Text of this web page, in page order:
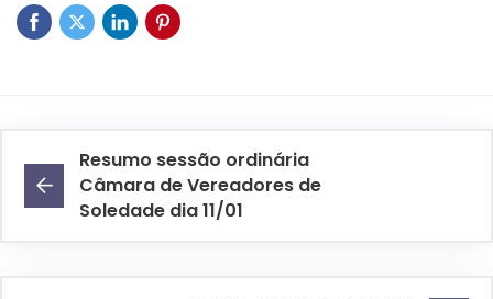
Resumo sessão ordinária
Câmara de Vereadores de
Soledade dia 11/01